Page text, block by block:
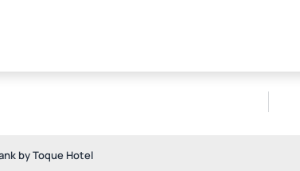
by Toque Hotel